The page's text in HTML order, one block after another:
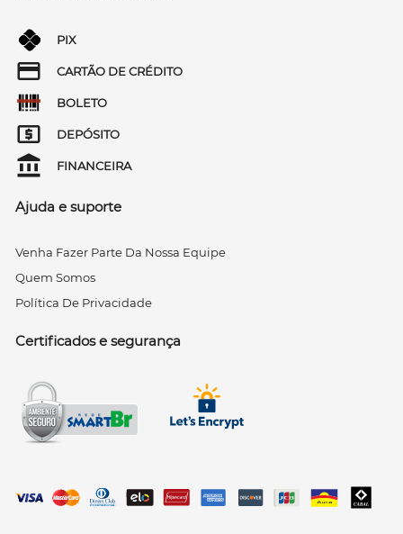
PIX
CARTÃO DE CRÉDITO
BOLETO
DEPÓSITO
FINANCEIRA
Ajuda e suporte
Venha Fazer Parte Da Nossa Equipe
Quem Somos
Política De Privacidade
Certificados e segurança